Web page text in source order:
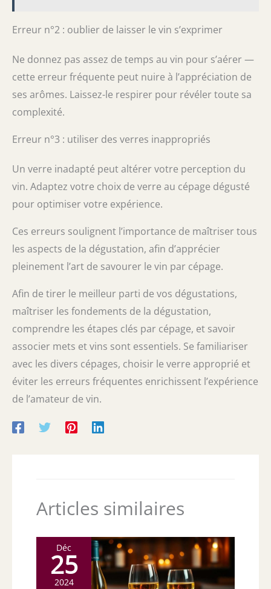
Erreur n°2 : oublier de laisser le vin s’exprimer
Ne donnez pas assez de temps au vin pour s’aérer —
cette erreur fréquente peut nuire à l’appréciation de
ses arômes. Laissez-le respirer pour révéler toute sa
complexité.
Erreur n°3 : utiliser des verres inappropriés
Un verre inadapté peut altérer votre perception du
vin. Adaptez votre choix de verre au cépage dégusté
pour optimiser votre expérience.
Ces erreurs soulignent l’importance de maîtriser tous
les aspects de la dégustation, afin d’apprécier
pleinement l’art de savourer le vin par cépage.
Afin de tirer le meilleur parti de vos dégustations,
maîtriser les fondements de la dégustation,
comprendre les étapes clés par cépage, et savoir
associer mets et vins sont essentiels. Se familiariser
avec les divers cépages, choisir le verre approprié et
éviter les erreurs fréquentes enrichissent l’expérience
de l’amateur de vin.
Articles similaires
Déc
25
2024